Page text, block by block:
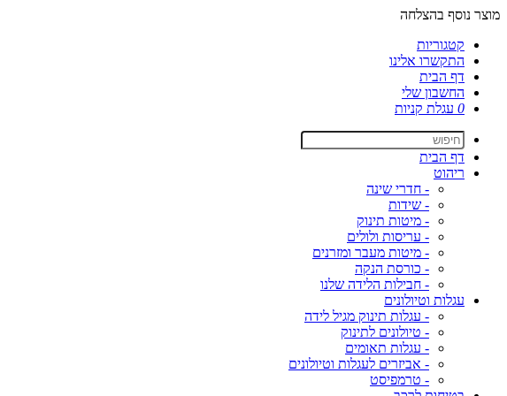
מוצר נוסף בהצלחה
קטגוריות
התקשרו אלינו
דף הבית
החשבון שלי
0 עגלת קניות
דף הבית
ריהוט
- חדרי שינה
- שידות
- מיטות תינוק
- עריסות ולולים
- מיטות מעבר ומזרנים
- כורסת הנקה
- חבילות הלידה שלנו
עגלות וטיולונים
- עגלות תינוק מגיל לידה
- טיולונים לתינוק
- עגלות תאומים
- אביזרים לעגלות וטיולונים
- טרמפיסט